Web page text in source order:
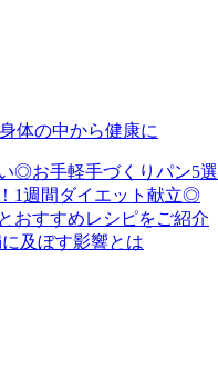
体の中から健康に
◎お手軽手づくりパン5選
1週間ダイエット献立◎
おすすめレシピをご紹介
及ぼす影響とは